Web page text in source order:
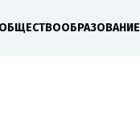
ОБЩЕСТВООБРАЗОВАНИЕ